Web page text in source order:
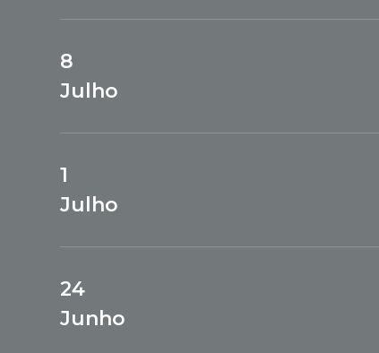
8
Julho
1
Julho
24
Junho